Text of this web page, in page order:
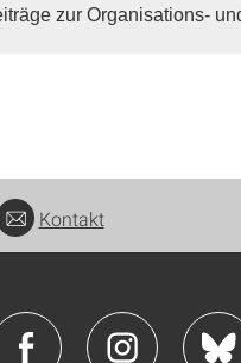
zur Organisations-
Kontakt